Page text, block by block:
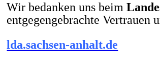
Wir bedanken uns beim
entgegengebrachte Vertrauen
lda.sachsen-anhalt.de